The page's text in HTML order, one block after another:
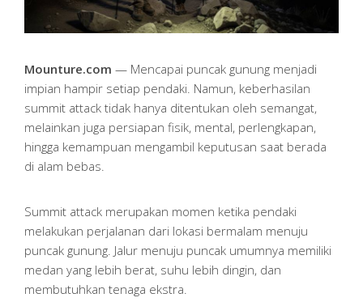
Mounture.com — Mencapai puncak gunung menjadi
impian hampir setiap pendaki. Namun, keberhasilan
summit attack tidak hanya ditentukan oleh semangat,
melainkan juga persiapan fisik, mental, perlengkapan,
hingga kemampuan mengambil keputusan saat berada
di alam bebas.
Summit attack merupakan momen ketika pendaki
melakukan perjalanan dari lokasi bermalam menuju
puncak gunung. Jalur menuju puncak umumnya memiliki
medan yang lebih berat, suhu lebih dingin, dan
membutuhkan tenaga ekstra.